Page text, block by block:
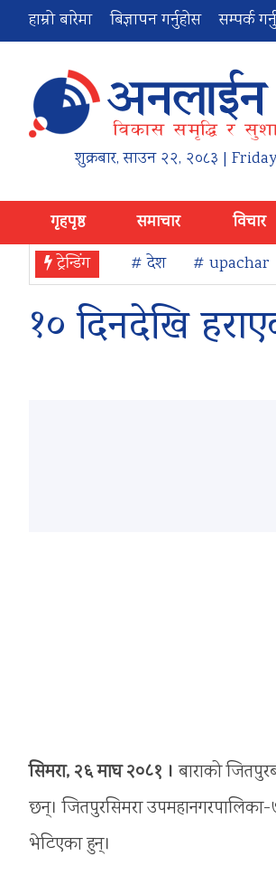
हाम्रो बारेमा बिज्ञापन गर्नुहोस सम्पर्क
शुक्रबार,साउन २२, २०८३ |
गृहपृष्ठ समाचार विचार
ट्रेन्डिंग
# देश # upachar
१० दिनदेखि
सिमरा, २६ माघ २०८१ । बाराको
छन्। जितपुरसिमरा
भेटिएका हुन्।